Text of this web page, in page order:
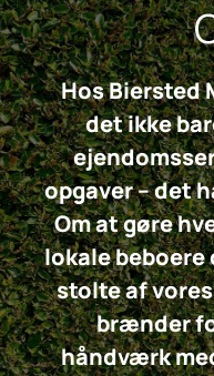
Hos Biersted
det ikke
opgaver – det
Om at gøre
lokale beboere
stolte af
brænder
håndværk